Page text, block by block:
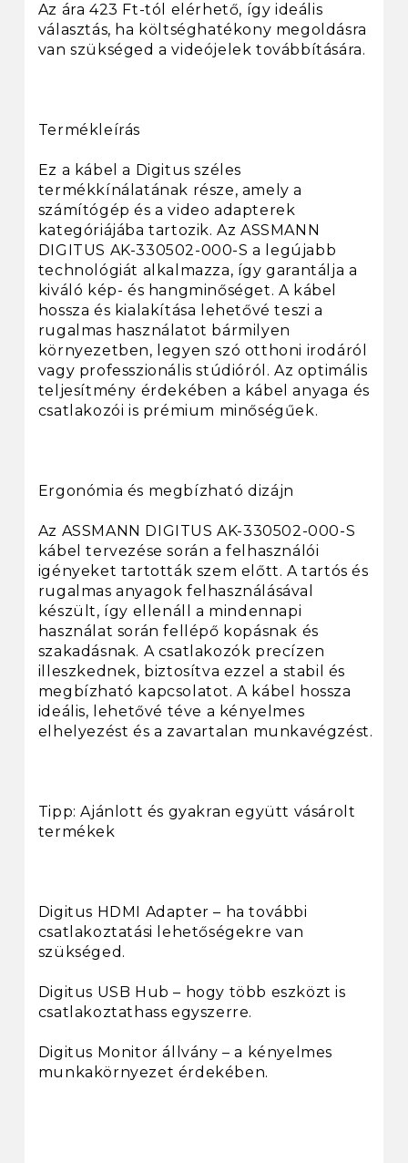
Az ára 423 Ft-tól elérhető, így ideális
választás, ha költséghatékony megoldásra
van szükséged a videójelek továbbítására.
Termékleírás
Ez a kábel a Digitus széles
termékkínálatának része, amely a
számítógép és a video adapterek
kategóriájába tartozik. Az ASSMANN
DIGITUS AK-330502-000-S a legújabb
technológiát alkalmazza, így garantálja a
kiváló kép- és hangminőséget. A kábel
hossza és kialakítása lehetővé teszi a
rugalmas használatot bármilyen
környezetben, legyen szó otthoni irodáról
vagy professzionális stúdióról. Az optimális
teljesítmény érdekében a kábel anyaga és
csatlakozói is prémium minőségűek.
Ergonómia és megbízható dizájn
Az ASSMANN DIGITUS AK-330502-000-S
kábel tervezése során a felhasználói
igényeket tartották szem előtt. A tartós és
rugalmas anyagok felhasználásával
készült, így ellenáll a mindennapi
használat során fellépő kopásnak és
szakadásnak. A csatlakozók precízen
illeszkednek, biztosítva ezzel a stabil és
megbízható kapcsolatot. A kábel hossza
ideális, lehetővé téve a kényelmes
elhelyezést és a zavartalan munkavégzést.
Tipp: Ajánlott és gyakran együtt vásárolt
termékek
Digitus HDMI Adapter – ha további
csatlakoztatási lehetőségekre van
szükséged.
Digitus USB Hub – hogy több eszközt is
csatlakoztathass egyszerre.
Digitus Monitor állvány – a kényelmes
munkakörnyezet érdekében.